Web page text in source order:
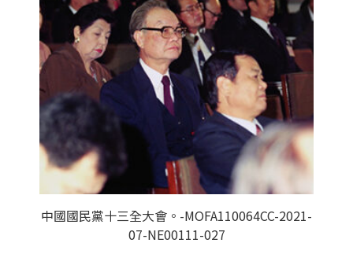
中國國民黨十三全大會。-MOFA110064CC-2021-
07-NE00111-027